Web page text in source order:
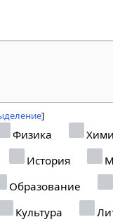
Физика
История
Образование
Культура